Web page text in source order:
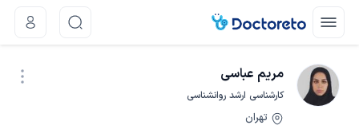
مریم عباسی
کارشناسی ارشد روانشناسی
تهران